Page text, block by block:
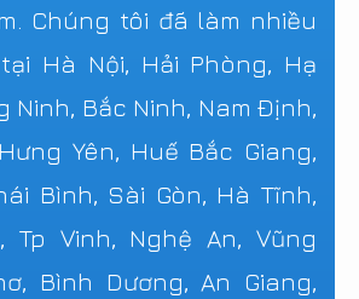
Chúng tôi đã làm nhiều
Hà Nội, Hải Phòng, Hạ
Ninh, Bắc Ninh, Nam Định,
Yên, Huế Bắc Giang,
Bình, Sài Gòn, Hà Tĩnh,
Tp Vinh, Nghệ An, Vũng
Bình Dương, An Giang,